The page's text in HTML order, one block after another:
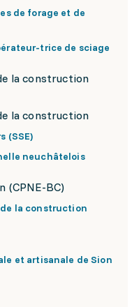
de forage et de
trice de sciage
la construction
la construction
(SSE)
neuchâtelois
(CPNE-BC)
la construction
et artisanale de Sion